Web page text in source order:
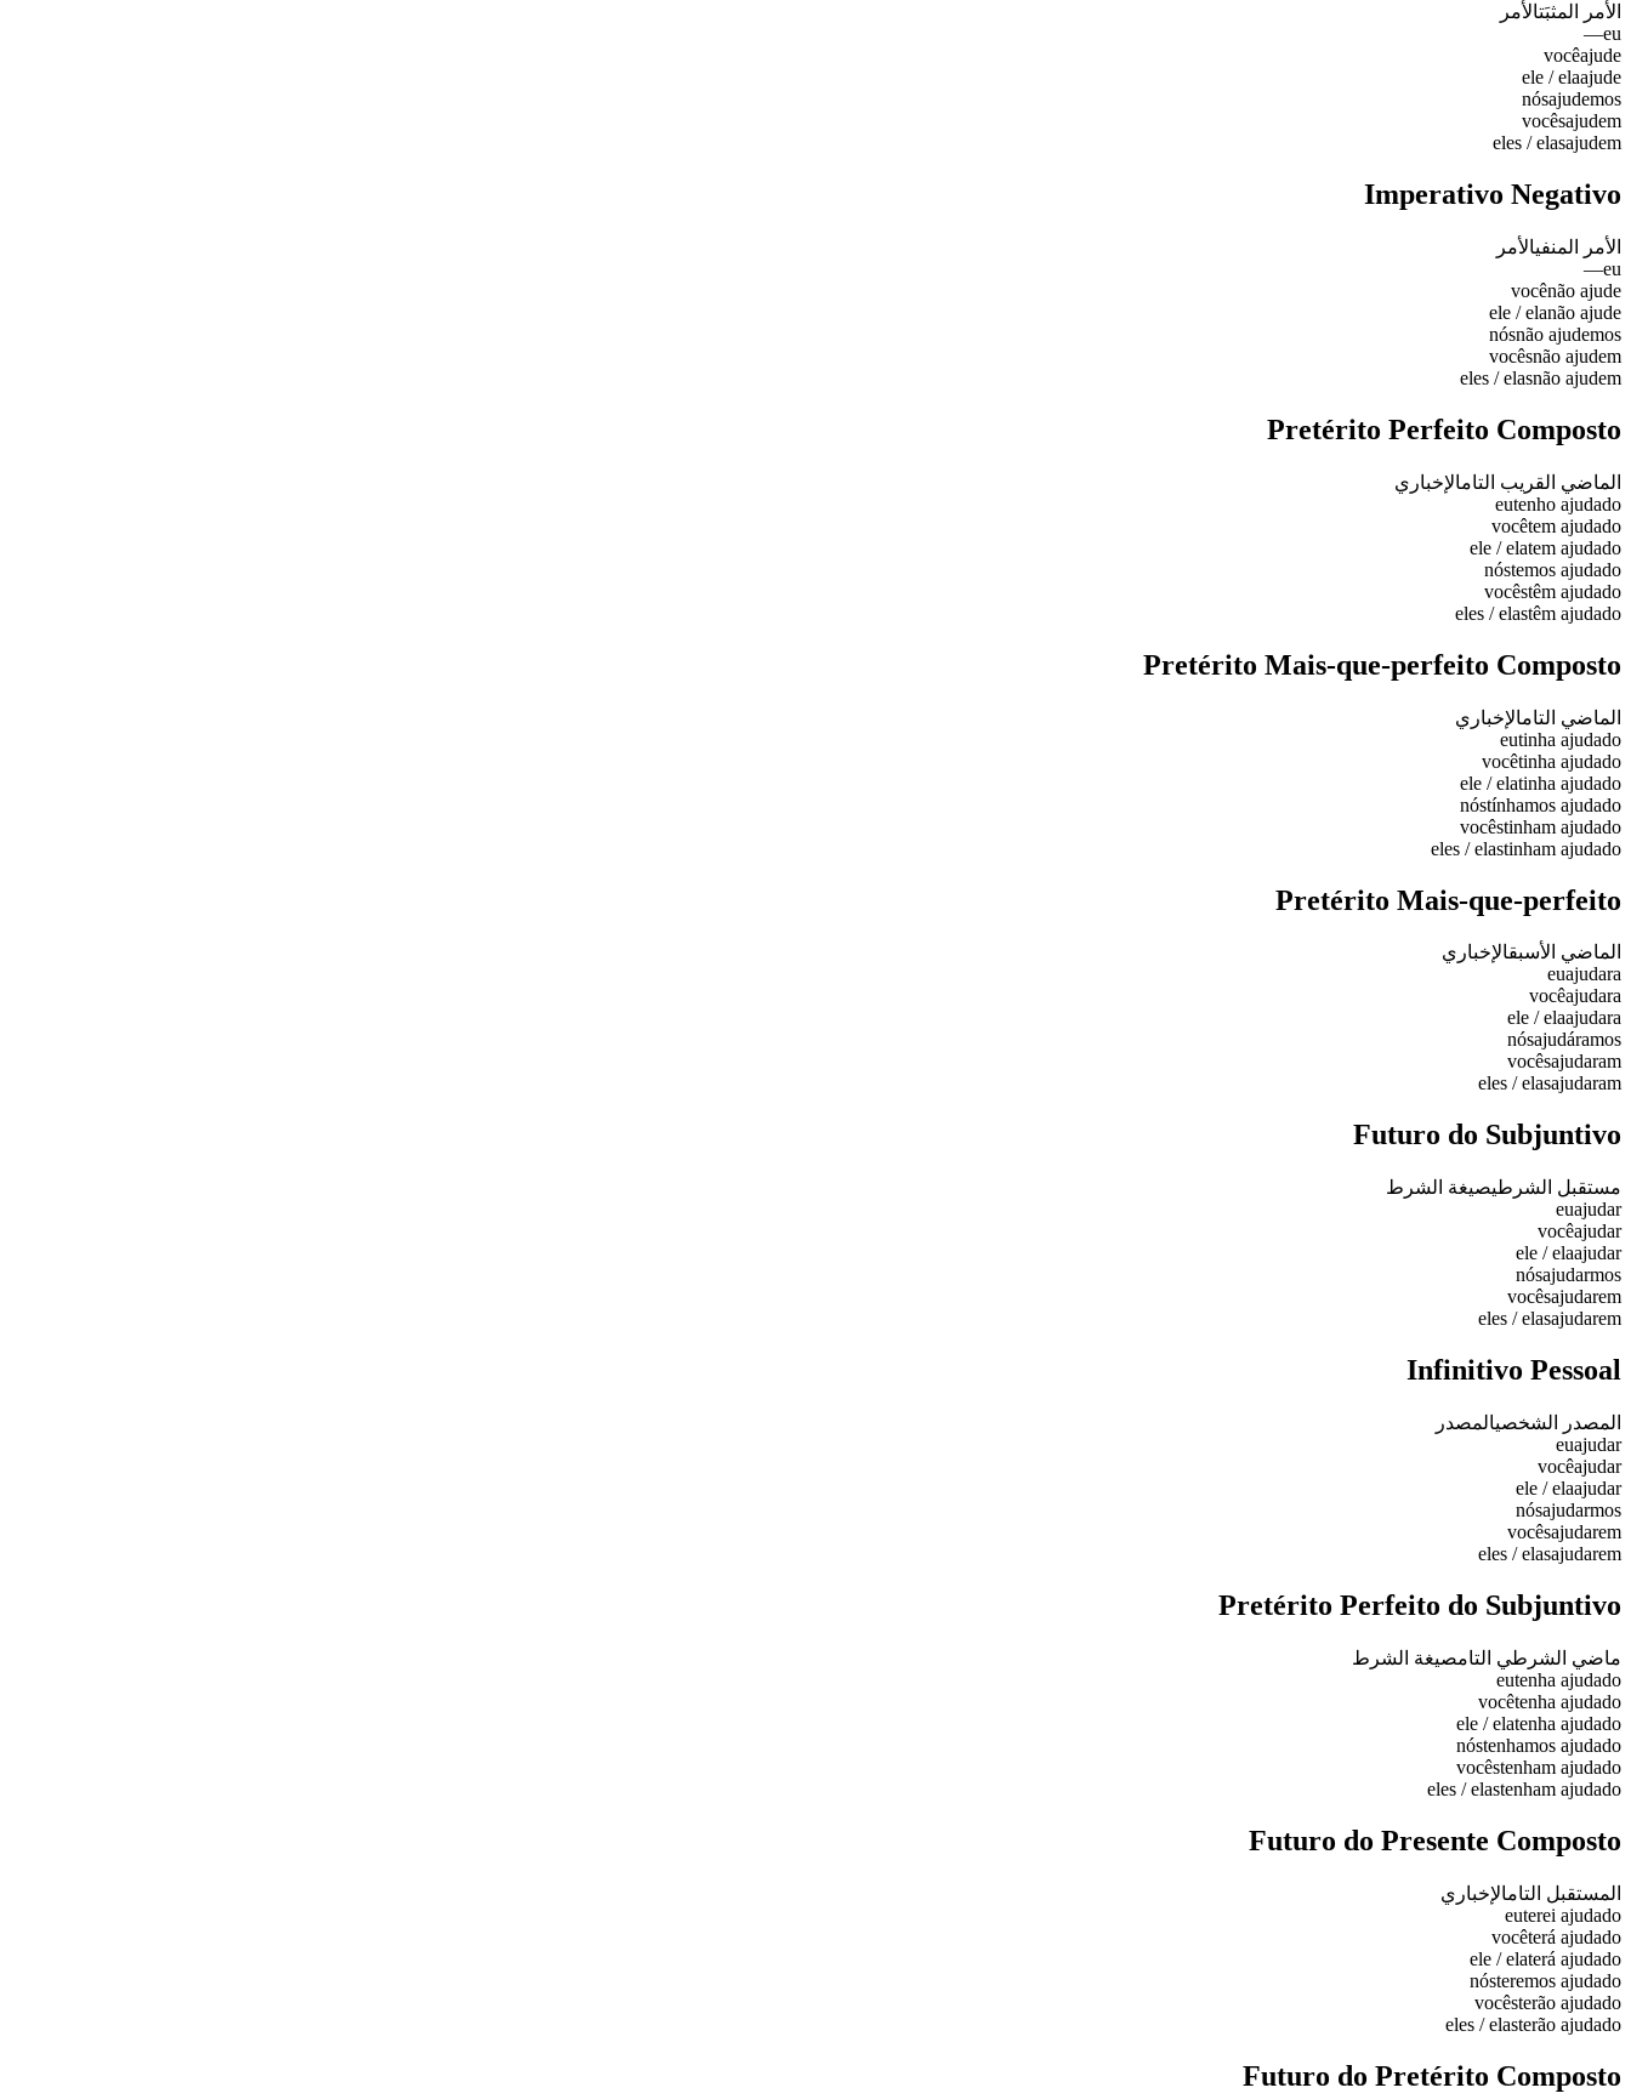
الأمر المثبَتالأمر
eu
—
vocêajude
ele / elaajude
nósajudemos
vocêsajudem
eles / elasajudem
Imperativo Negativo
الأمر المنفيالأمر
eu
—
vocênão ajude
ele / elanão ajude
nósnão ajudemos
vocêsnão ajudem
eles / elasnão ajudem
Pretérito Perfeito Composto
الماضي القريب التامالإخباري
eutenho ajudado
vocêtem ajudado
ele / elatem ajudado
nóstemos ajudado
vocêstêm ajudado
eles / elastêm ajudado
Pretérito Mais-que-perfeito Composto
الماضي التامالإخباري
eutinha ajudado
vocêtinha ajudado
ele / elatinha ajudado
nóstínhamos ajudado
vocêstinham ajudado
eles / elastinham ajudado
Pretérito Mais-que-perfeito
الماضي الأسبقالإخباري
euajudara
vocêajudara
ele / elaajudara
nósajudáramos
vocêsajudaram
eles / elasajudaram
Futuro do Subjuntivo
مستقبل الشرطيصيغة الشرط
euajudar
vocêajudar
ele / elaajudar
nósajudarmos
vocêsajudarem
eles / elasajudarem
Infinitivo Pessoal
المصدر الشخصيالمصدر
euajudar
vocêajudar
ele / elaajudar
nósajudarmos
vocêsajudarem
eles / elasajudarem
Pretérito Perfeito do Subjuntivo
ماضي الشرطي التامصيغة الشرط
eutenha ajudado
vocêtenha ajudado
ele / elatenha ajudado
nóstenhamos ajudado
vocêstenham ajudado
eles / elastenham ajudado
Futuro do Presente Composto
المستقبل التامالإخباري
euterei ajudado
vocêterá ajudado
ele / elaterá ajudado
nósteremos ajudado
vocêsterão ajudado
eles / elasterão ajudado
Futuro do Pretérito Composto